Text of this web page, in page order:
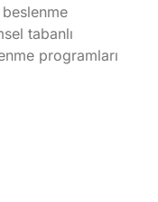
tabanlı
programları